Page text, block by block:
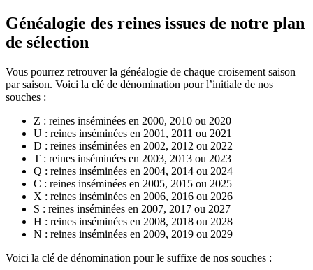
Généalogie des reines issues de notre plan
de sélection
Vous pourrez retrouver la généalogie de chaque croisement saison
par saison. Voici la clé de dénomination pour l’initiale de nos
souches :
Z : reines inséminées en 2000, 2010 ou 2020
U : reines inséminées en 2001, 2011 ou 2021
D : reines inséminées en 2002, 2012 ou 2022
T : reines inséminées en 2003, 2013 ou 2023
Q : reines inséminées en 2004, 2014 ou 2024
C : reines inséminées en 2005, 2015 ou 2025
X : reines inséminées en 2006, 2016 ou 2026
S : reines inséminées en 2007, 2017 ou 2027
H : reines inséminées en 2008, 2018 ou 2028
N : reines inséminées en 2009, 2019 ou 2029
Voici la clé de dénomination pour le suffixe de nos souches :